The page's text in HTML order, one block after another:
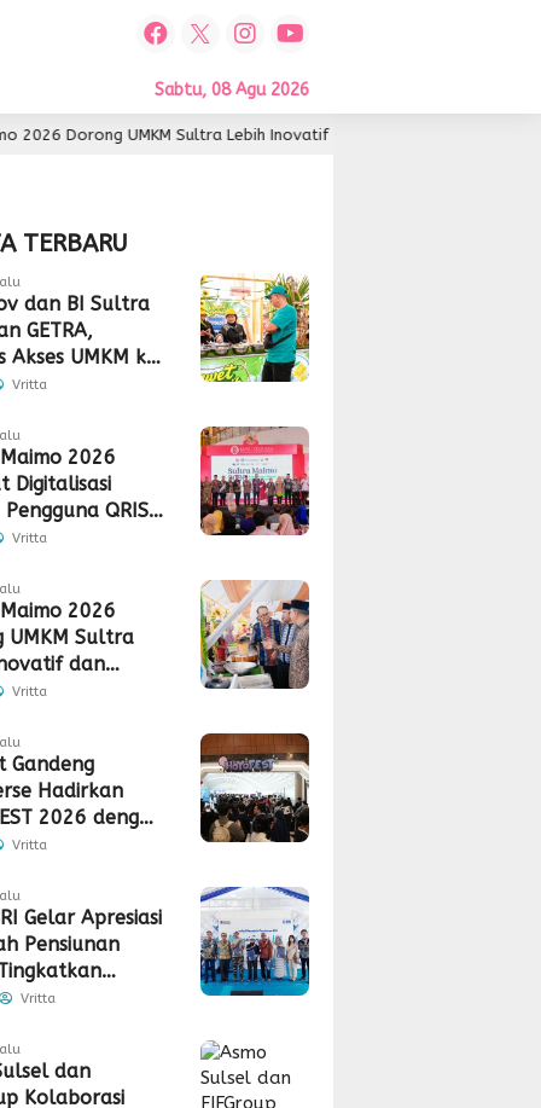
Sabtu, 08 Agu 2026
Sultra Lebih Inovatif dan Berdaya Saing
TERBARU
dan BI Sultra
GETRA,
Akses UMKM ke
Vritta
2026
Digitalisasi
Pengguna QRIS
350 Ribu
Vritta
2026
UMKM Sultra
dan
Saing
Vritta
Gandeng
Hadirkan
2026 dengan
5G
Vritta
Gelar Apresiasi
Pensiunan
dan
Vritta
dan
Kolaborasi